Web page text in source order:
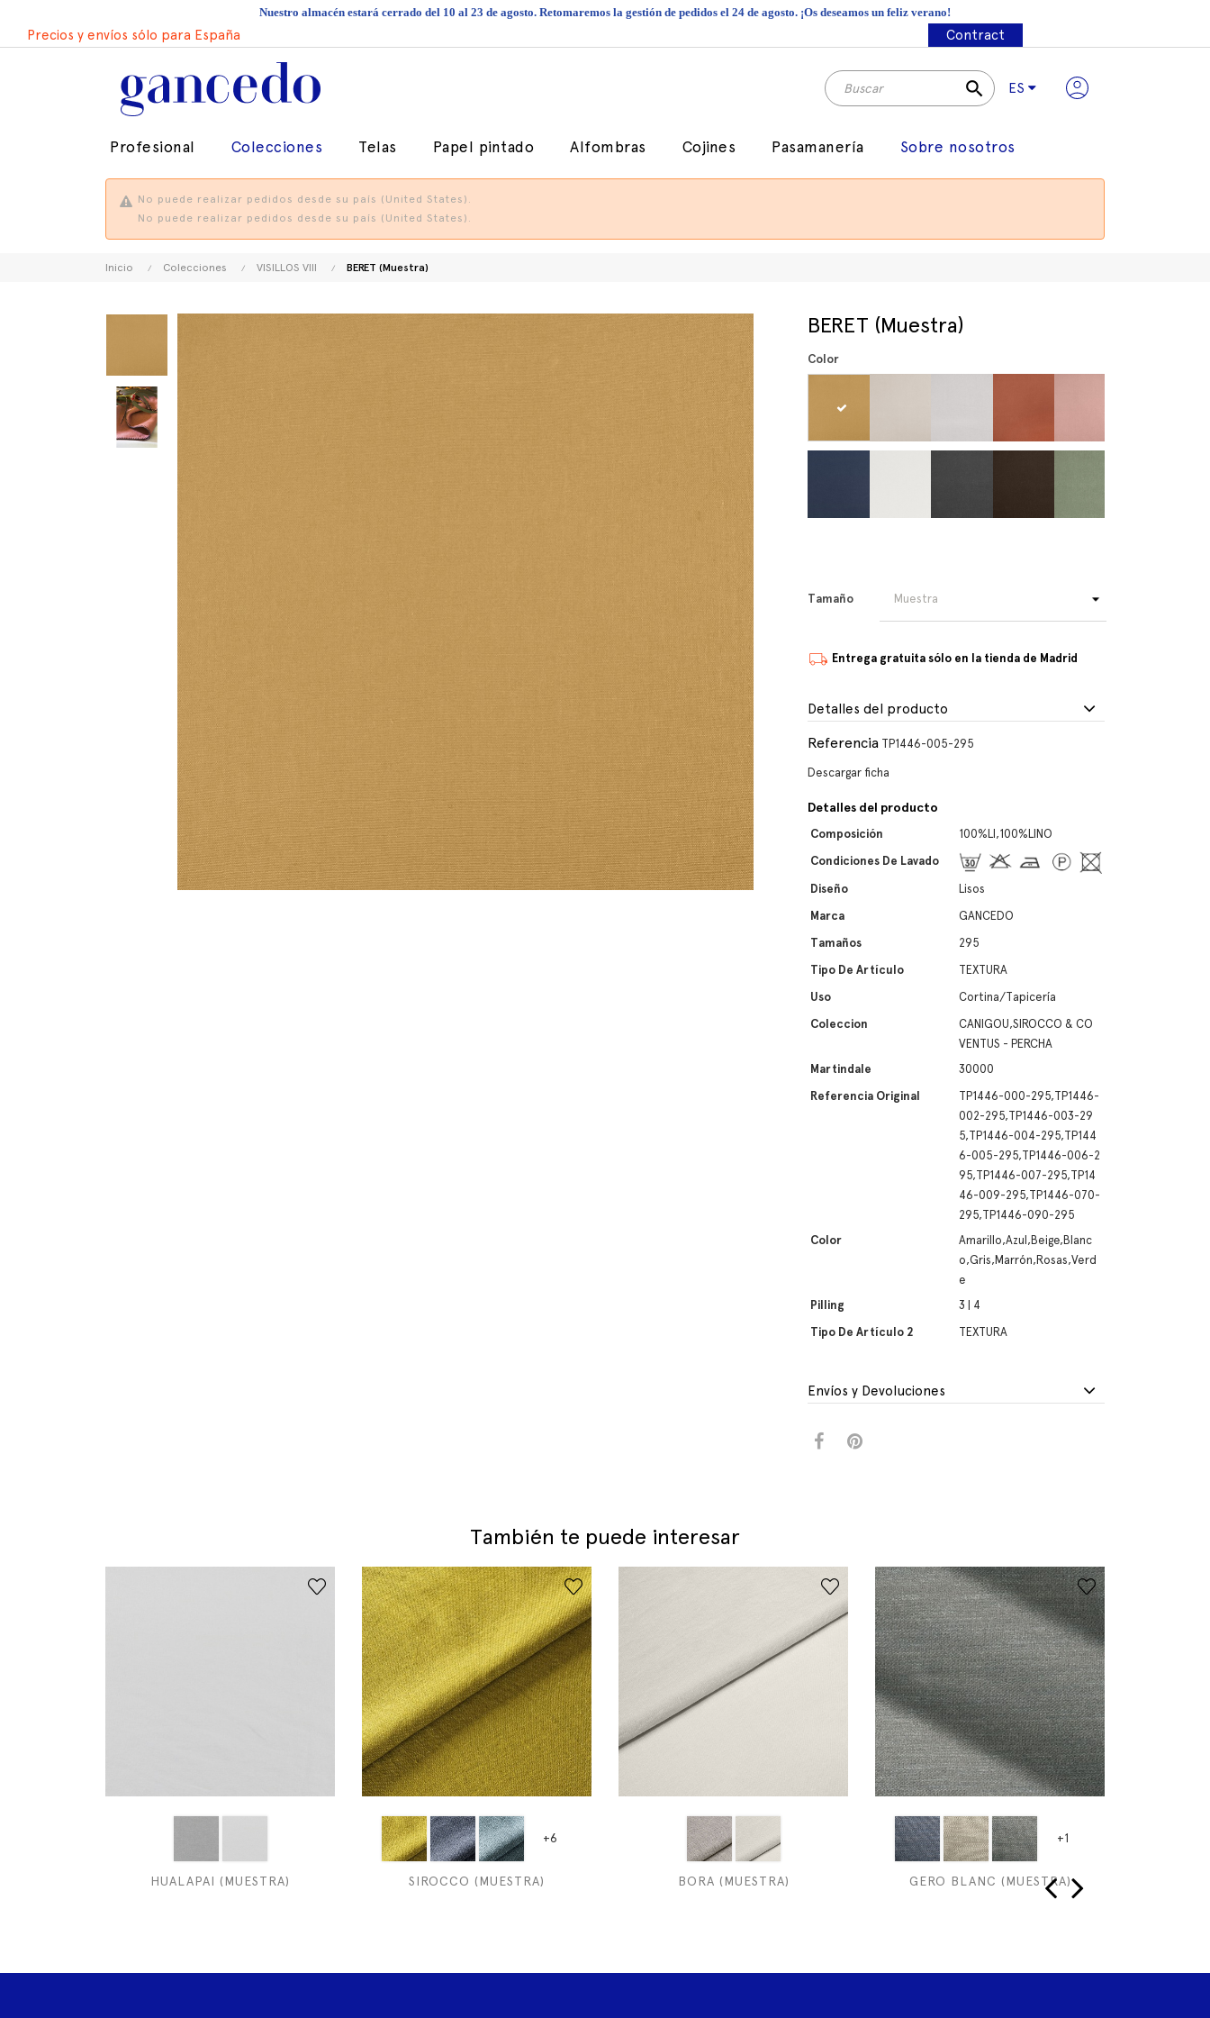
Nuestro almacén estará cerrado del 10 al 23 de agosto. Retomaremos la gestión de pedidos el 24 de agosto. ¡Os deseamos un feliz verano!
Precios y envíos sólo para España Contract
search ES
Profesional Colecciones Telas Papel pintado Alfombras Cojines Pasamanería Sobre nosotros
No puede realizar pedidos desde su país (United States).
No puede realizar pedidos desde su país (United States).
Inicio Colecciones VISILLOS VIII BERET (Muestra)
BERET (Muestra)
Color
Tamaño
Entrega gratuita sólo en la tienda de Madrid
Detalles del producto
Referencia TP1446-005-295
Descargar ficha
Detalles del producto
Composición
100%LI,100%LINO
Condiciones De Lavado
Diseño
Lisos
Marca
GANCEDO
Tamaños
295
Tipo De Artículo
TEXTURA
Uso
Cortina/Tapicería
Coleccion
CANIGOU,SIROCCO & CO
VENTUS - PERCHA
Martindale
30000
Referencia Original
TP1446-000-295,TP1446-
002-295,TP1446-003-29
5,TP1446-004-295,TP144
6-005-295,TP1446-006-2
95,TP1446-007-295,TP14
46-009-295,TP1446-070-
295,TP1446-090-295
Color
Amarillo,Azul,Beige,Blanc
o,Gris,Marrón,Rosas,Verd
e
Pilling
3 | 4
Tipo De Artículo 2
TEXTURA
Envíos y Devoluciones
También te puede interesar
HUALAPAI (MUESTRA)
+6
SIROCCO (MUESTRA) BORA (MUESTRA)
+1
GERO BLANC (MUESTRA)